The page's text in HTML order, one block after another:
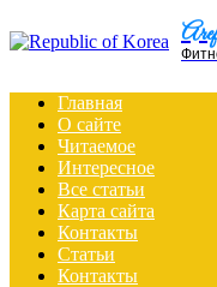
Главная
О сайте
Читаемое
Интересное
Все статьи
Карта сайта
Контакты
Статьи
Контакты